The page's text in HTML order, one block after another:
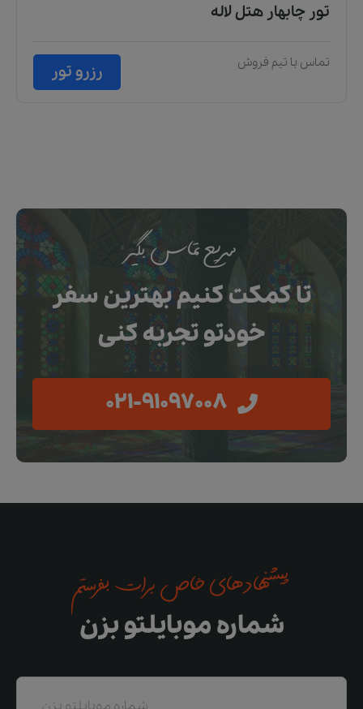
تور چابهار هتل لاله
رزرو تور تماس با تیم فروش
سریع تماس بگیر
تا کمکت کنیم بهترین سفر
خودتو تجربه کنی
021-91097008
پیشنهادهای خاص برات بفرستم
شماره موبایلتو بزن